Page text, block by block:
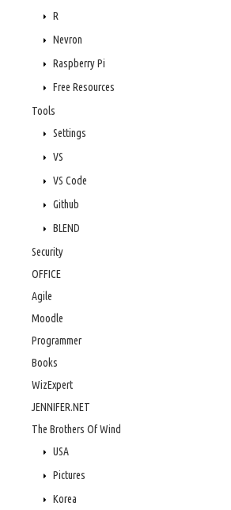
R
Nevron
Raspberry Pi
Free Resources
Tools
Settings
VS
VS Code
Github
BLEND
Security
OFFICE
Agile
Moodle
Programmer
Books
WizExpert
JENNIFER.NET
The Brothers Of Wind
USA
Pictures
Korea